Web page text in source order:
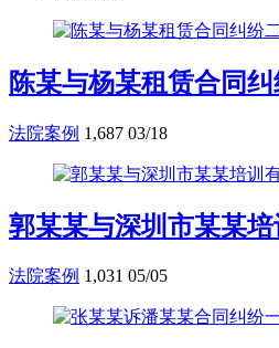
陈某与杨某租赁合同
法院案例 1,687 03/18
郭某某与深圳市某某
法院案例 1,031 05/05